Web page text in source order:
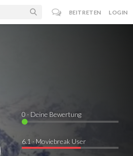
BEITRETEN LOGIN
0 · Deine Bewertung
6.1 · Moviebreak User